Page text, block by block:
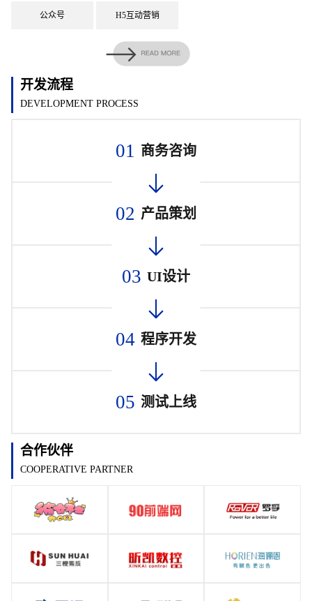
公众号 H5互动营销
开发流程
DEVELOPMENT PROCESS
01 商务咨询
02 产品策划
03 UI设计
04 程序开发
05 测试上线
合作伙伴
COOPERATIVE PARTNER